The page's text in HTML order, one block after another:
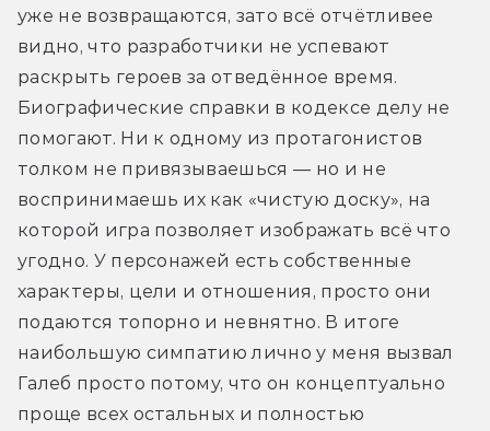
уже не возвращаются, зато всё отчётливее
видно, что разработчики не успевают
раскрыть героев за отведённое время.
Биографические справки в кодексе делу не
помогают. Ни к одному из протагонистов
толком не привязываешься — но и не
воспринимаешь их как «чистую доску», на
которой игра позволяет изображать всё что
угодно. У персонажей есть собственные
характеры, цели и отношения, просто они
подаются топорно и невнятно. В итоге
наибольшую симпатию лично у меня вызвал
Галеб просто потому, что он концептуально
проще всех остальных и полностью